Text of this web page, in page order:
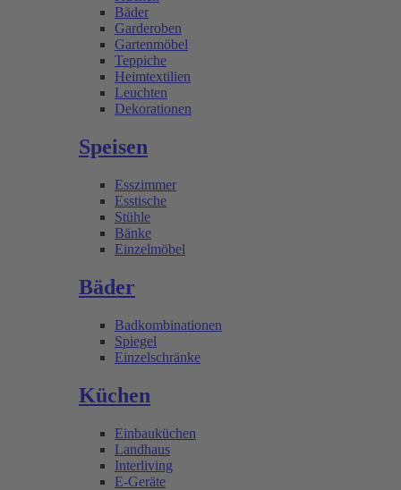
Bäder
Garderoben
Gartenmöbel
Teppiche
Heimtextilien
Leuchten
Dekorationen
Speisen
Esszimmer
Esstische
Stühle
Bänke
Einzelmöbel
Bäder
Badkombinationen
Spiegel
Einzelschränke
Küchen
Einbauküchen
Landhaus
Interliving
E-Geräte